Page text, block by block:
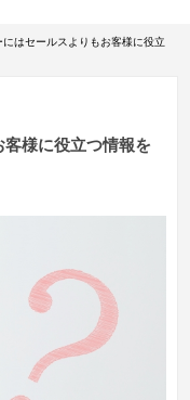
にはセールスよりもお客様に役立
様に役立つ情報を